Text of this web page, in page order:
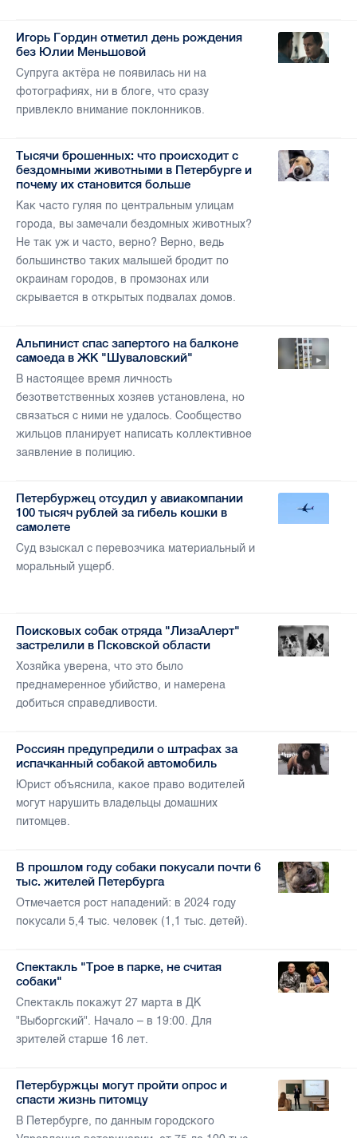
Игорь Гордин отметил день рождения
без Юлии Меньшовой
Супруга актёра не появилась ни на
фотографиях, ни в блоге, что сразу
привлекло внимание поклонников.
Тысячи брошенных: что происходит с
бездомными животными в Петербурге и
почему их становится больше
Как часто гуляя по центральным улицам
города, вы замечали бездомных животных?
Не так уж и часто, верно? Верно, ведь
большинство таких малышей бродит по
окраинам городов, в промзонах или
скрывается в открытых подвалах домов.
Альпинист спас запертого на балконе
самоеда в ЖК "Шуваловский"
В настоящее время личность
безответственных хозяев установлена, но
связаться с ними не удалось. Сообщество
жильцов планирует написать коллективное
заявление в полицию.
Петербуржец отсудил у авиакомпании
100 тысяч рублей за гибель кошки в
самолете
Суд взыскал с перевозчика материальный и
моральный ущерб.
Поисковых собак отряда "ЛизаАлерт"
застрелили в Псковской области
Хозяйка уверена, что это было
преднамеренное убийство, и намерена
добиться справедливости.
Россиян предупредили о штрафах за
испачканный собакой автомобиль
Юрист объяснила, какое право водителей
могут нарушить владельцы домашних
питомцев.
В прошлом году собаки покусали почти 6
тыс. жителей Петербурга
Отмечается рост нападений: в 2024 году
покусали 5,4 тыс. человек (1,1 тыс. детей).
Спектакль "Трое в парке, не считая
собаки"
Спектакль покажут 27 марта в ДК
"Выборгский". Начало – в 19:00. Для
зрителей старше 16 лет.
Петербуржцы могут пройти опрос и
спасти жизнь питомцу
В Петербурге, по данным городского